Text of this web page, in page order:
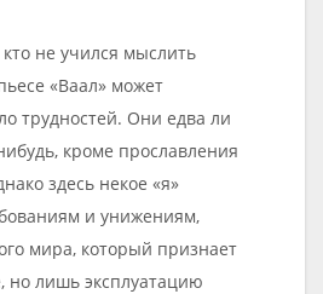
не учился мыслить
«Ваал» может
трудностей. Они едва ли
кроме прославления
здесь некое «я»
и унижениям,
мира, который признает
но лишь эксплуатацию